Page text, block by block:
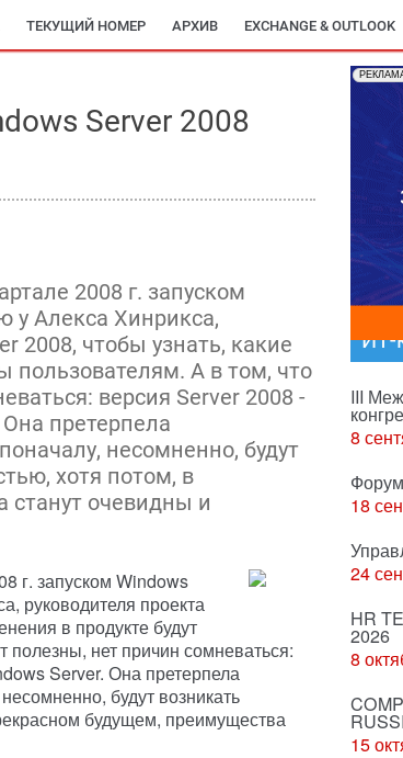
ТЕКУЩИЙ НОМЕР АРХИВ EXCHANGE & OUTLOOK
Server 2008
2008 г. запуском
у Алекса Хинрикса,
2008, чтобы узнать, какие
пользователям. А в том, что
версия Server 2008 -
претерпела
несомненно, будут
хотя потом, в
станут очевидны и
г. запуском Windows
руководителя проекта
в продукте будут
полезны, нет причин сомневаться:
Server. Она претерпела
будут возникать
будущем, преимущества
ИТ-
III
8
18
24
HR
2026
8
15